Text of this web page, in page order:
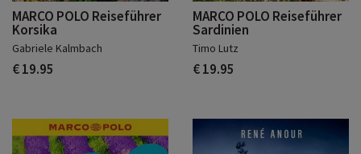
MARCO POLO Reiseführer
Korsika
Gabriele Kalmbach
€ 19.95
MARCO POLO Reiseführer
Sardinien
Timo Lutz
€ 19.95